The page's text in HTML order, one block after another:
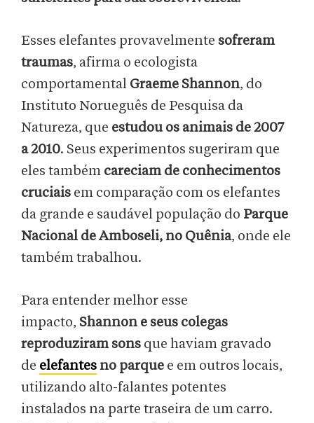
Esses elefantes provavelmente sofreram
traumas, afirma o ecologista
comportamental Graeme Shannon, do
Instituto Norueguês de Pesquisa da
Natureza, que estudou os animais de 2007
a 2010. Seus experimentos sugeriram que
eles também careciam de conhecimentos
cruciais em comparação com os elefantes
da grande e saudável população do Parque
Nacional de Amboseli, no Quênia, onde ele
também trabalhou.
Para entender melhor esse
impacto, Shannon e seus colegas
reproduziram sons que haviam gravado
de elefantes no parque e em outros locais,
utilizando alto-falantes potentes
instalados na parte traseira de um carro.